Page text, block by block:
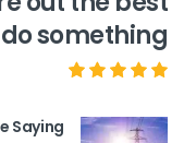
something.
Saying